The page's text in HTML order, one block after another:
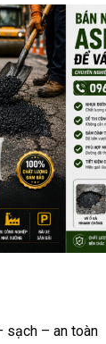
sạch – an toàn